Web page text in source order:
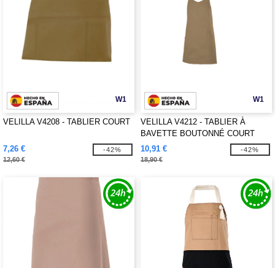
W1
VELILLA V4208 - TABLIER COURT
7,26 €
12,60 €
-42%
W1
VELILLA V4212 - TABLIER À
BAVETTE BOUTONNÉ COURT
10,91 €
18,90 €
-42%